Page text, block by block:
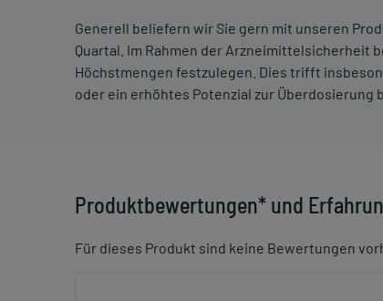
Generell beliefern wir Sie gern mit unseren
Quartal. Im Rahmen der Arzneimittelsicherheit
Höchstmengen festzulegen. Dies trifft
oder ein erhöhtes Potenzial zur Überdosierung
Produktbewertungen* und
Für dieses Produkt sind keine Bewertungen